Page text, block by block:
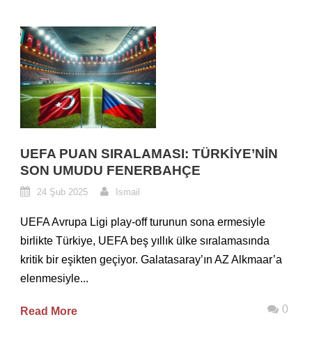
UEFA PUAN SIRALAMASI: TÜRKIYE’NIN
SON UMUDU FENERBAHÇE
24 Şub 2025 Ismail
UEFA Avrupa Ligi play-off turunun sona ermesiyle
birlikte Türkiye, UEFA beş yıllık ülke sıralamasında
kritik bir eşikten geçiyor. Galatasaray’ın AZ Alkmaar’a
elenmesiyle...
Read More 0